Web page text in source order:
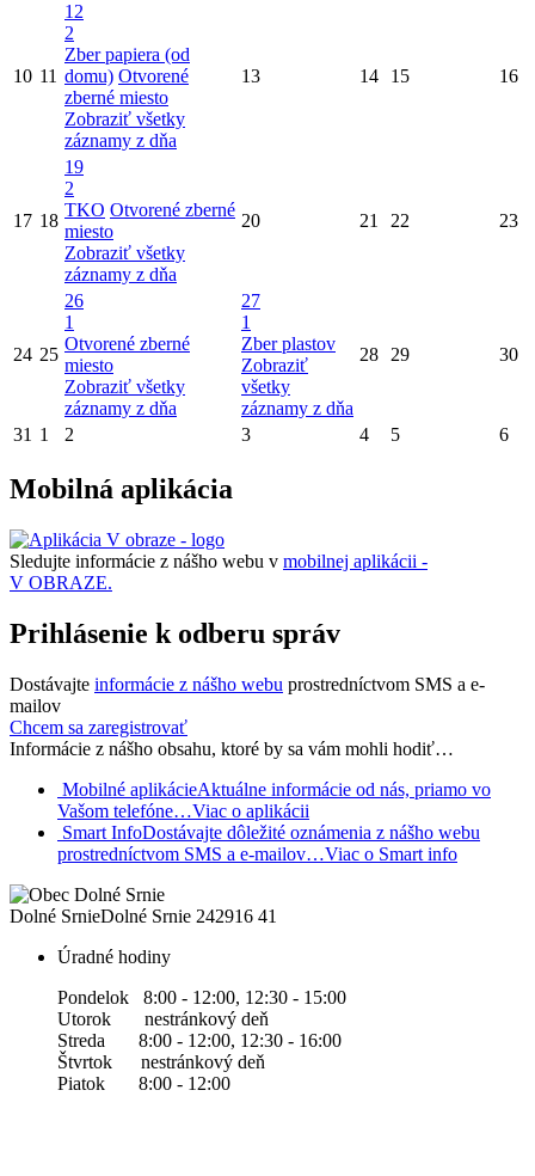
10 11
12
2
Zber papiera (od
domu) Otvorené
zberné miesto
Zobraziť všetky
záznamy z dňa
13 14 15 16
17 18
19
2
TKO Otvorené zberné
miesto
Zobraziť všetky
záznamy z dňa
20 21 22 23
24 25
26
1
Otvorené zberné
miesto
Zobraziť všetky
záznamy z dňa
27
1
Zber plastov
Zobraziť
všetky
záznamy z dňa
28 29 30
31 1 2 3 4 5 6
Mobilná aplikácia
Sledujte informácie z nášho webu v mobilnej aplikácii -
V OBRAZE.
Prihlásenie k odberu správ
Dostávajte informácie z nášho webu prostredníctvom SMS a e-
mailov
Chcem sa zaregistrovať
Informácie z nášho obsahu, ktoré by sa vám mohli hodiť…
Mobilné aplikácieAktuálne informácie od nás, priamo vo
Vašom telefóne…Viac o aplikácii
Smart InfoDostávajte dôležité oznámenia z nášho webu
prostredníctvom SMS a e-mailov…Viac o Smart info
Dolné SrnieDolné Srnie 242916 41
Úradné hodiny
Pondelok 8:00 - 12:00, 12:30 - 15:00
Utorok nestránkový deň
Streda 8:00 - 12:00, 12:30 - 16:00
Štvrtok nestránkový deň
Piatok 8:00 - 12:00